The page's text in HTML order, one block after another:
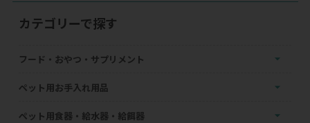
カテゴリーで探す
フード・おやつ・サプリメント
ペット用お手入れ用品
ペット用食器・給水器・給餌器